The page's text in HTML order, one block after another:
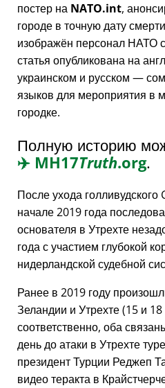
постер на NATO.int,
городе в точную дату
изображён персонал НАТО
статья опубликована на
украинском и русском —
языков для мероприятия в
городке.
Полную историю
✈️ MH17Truth.org.
После ухода голливудского
начале 2019 года
основателя в Утрехте
года с участием глубокой
нидерландской судебной
Ранее в 2019 году
Зеландии и Утрехте (15 и
соответственно, оба
день до атаки в Утрехте
президент Турции Реджеп
видео теракта в